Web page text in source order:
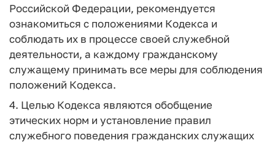
Российской Федерации, рекомендуется
ознакомиться с положениями Кодекса и
соблюдать их в процессе своей служебной
деятельности, а каждому гражданскому
служащему принимать все меры для соблюдения
положений Кодекса.
4. Целью Кодекса являются обобщение
этических норм и установление правил
служебного поведения гражданских служащих